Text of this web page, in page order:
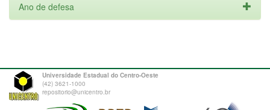
Ano de defesa
Universidade Estadual do Centro-Oeste
(42) 3621-1000
repositorio@unicentro.br